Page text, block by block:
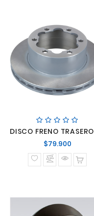
$79.900Precio
normal